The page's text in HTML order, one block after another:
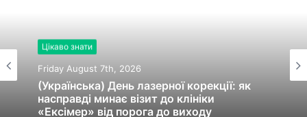
Friday August 7th, 2026
Цікаво знати
Friday August 7th, 2026